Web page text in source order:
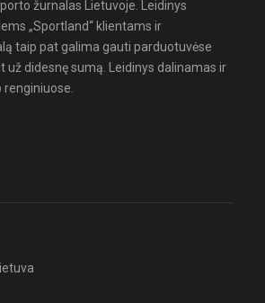
žurnalas Lietuvoje. Leidinys
„Sportland“ klientams ir
taip pat galima gauti parduotuvėse
už didesnę sumą. Leidinys dalinamas ir